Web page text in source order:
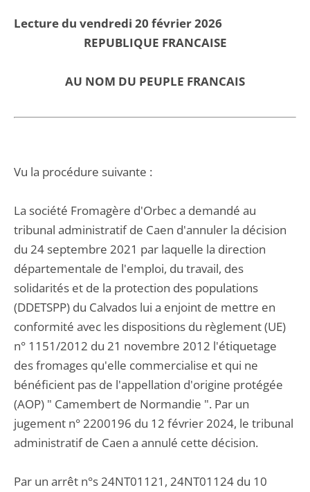
Lecture du vendredi 20 février 2026
REPUBLIQUE FRANCAISE
AU NOM DU PEUPLE FRANCAIS
Vu la procédure suivante :
La société Fromagère d'Orbec a demandé au
tribunal administratif de Caen d'annuler la décision
du 24 septembre 2021 par laquelle la direction
départementale de l'emploi, du travail, des
solidarités et de la protection des populations
(DDETSPP) du Calvados lui a enjoint de mettre en
conformité avec les dispositions du règlement (UE)
n° 1151/2012 du 21 novembre 2012 l'étiquetage
des fromages qu'elle commercialise et qui ne
bénéficient pas de l'appellation d'origine protégée
(AOP) " Camembert de Normandie ". Par un
jugement n° 2200196 du 12 février 2024, le tribunal
administratif de Caen a annulé cette décision.
Par un arrêt n°s 24NT01121, 24NT01124 du 10